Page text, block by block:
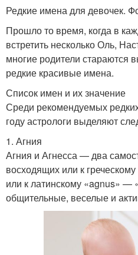
Редкие имена для девочек.
Прошло то время, когда в
встретить несколько Оль,
многие родители стараются
редкие красивые имена.
Список имен и их значение
Среди рекомендуемых
году астрологи выделяют
1. Агния
Агния и Агнесса — два
восходящих или к
или к латинскому «agnus» —
общительные, веселые и